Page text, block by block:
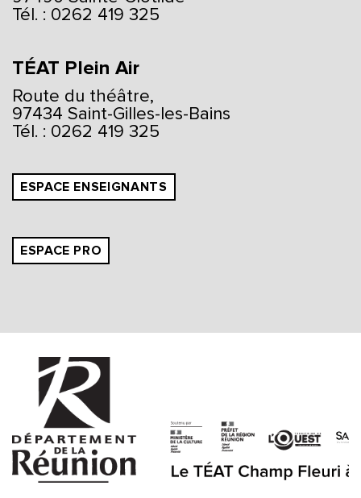
Tél. : 0262 419 325
TÉAT Plein Air
Route du théâtre,
97434 Saint-Gilles-les-Bains
Tél. : 0262 419 325
ESPACE ENSEIGNANTS
ESPACE PRO